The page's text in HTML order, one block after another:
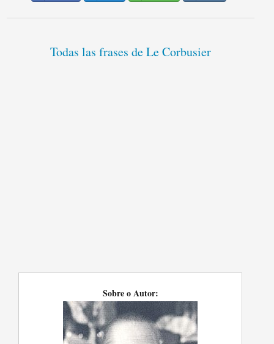
Todas las frases de Le Corbusier
Sobre o Autor: